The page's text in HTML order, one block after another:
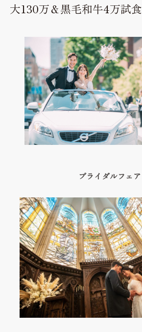
料理・ケーキ
Hospitality
私たちの想い
ベストレート保証
アクセス&ロケーション
Access & Location
お知らせ
よくあるご質問
見学予約
Reserve
大130万＆黒毛和牛4万試食
ブライダルフェア